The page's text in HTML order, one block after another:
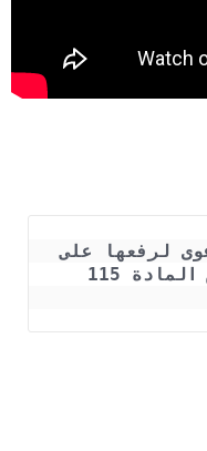
المقصود بعدم قبول الدعوى لرفعها على